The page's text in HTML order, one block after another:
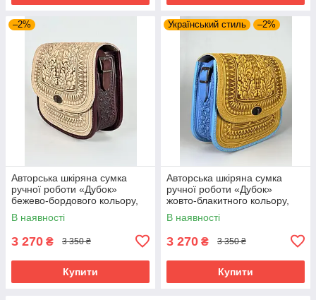
–2%
Авторська шкіряна сумка
ручної роботи «Дубок»
бежево-бордового кольору,
25×26×10 см
В наявності
3 270 ₴ 3 350 ₴
Купити
Український стиль –2%
Авторська шкіряна сумка
ручної роботи «Дубок»
жовто-блакитного кольору,
25×26×10 см
В наявності
3 270 ₴ 3 350 ₴
Купити